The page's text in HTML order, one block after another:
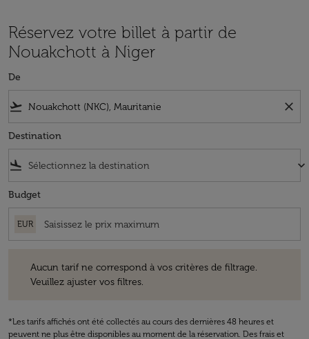
Réservez votre billet à partir de
Nouakchott à Niger
De
flight_takeoff close
Destination
flight_land keyboard_arrow_down
Budget
EUR
Aucun tarif ne correspond à vos critères de filtrage.
Veuillez ajuster vos filtres.
*Les tarifs affichés ont été collectés au cours des dernières 48 heures et
peuvent ne plus être disponibles au moment de la réservation. Des frais et